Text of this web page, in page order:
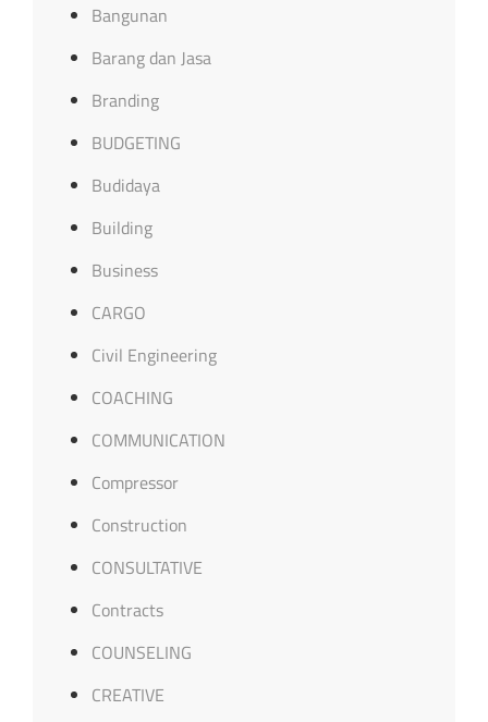
Bangunan
Barang dan Jasa
Branding
BUDGETING
Budidaya
Building
Business
CARGO
Civil Engineering
COACHING
COMMUNICATION
Compressor
Construction
CONSULTATIVE
Contracts
COUNSELING
CREATIVE